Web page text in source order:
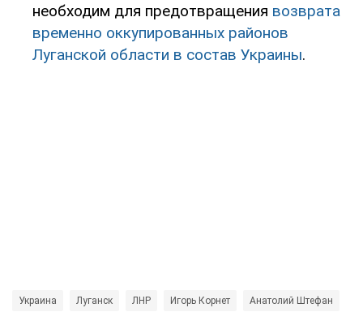
необходим для предотвращения возврата
временно оккупированных районов
Луганской области в состав Украины.
Украина Луганск ЛНР Игорь Корнет Анатолий Штефан